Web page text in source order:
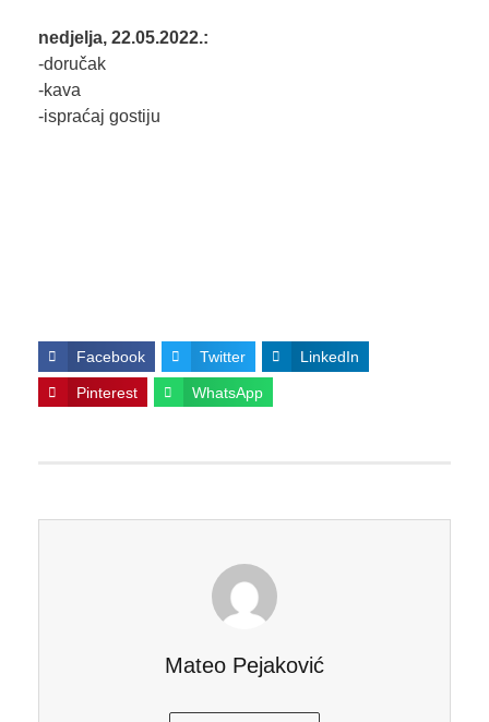
nedjelja, 22.05.2022.:
-doručak
-kava
-ispraćaj gostiju
Facebook Twitter LinkedIn
Pinterest WhatsApp
Mateo Pejaković